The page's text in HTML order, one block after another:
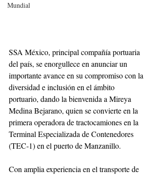
Mundial
SSA México, principal compañía portuaria
del país, se enorgullece en anunciar un
importante avance en su compromiso con la
diversidad e inclusión en el ámbito
portuario, dando la bienvenida a Mireya
Medina Bejarano, quien se convierte en la
primera operadora de tractocamiones en la
Terminal Especializada de Contenedores
(TEC-1) en el puerto de Manzanillo.
Con amplia experiencia en el transporte de